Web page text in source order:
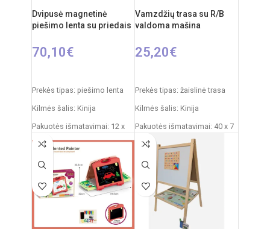
Dvipusė magnetinė
piešimo lenta su priedais
70,10€
Prekės tipas: piešimo lenta
Kilmės šalis: Kinija
Pakuotės išmatavimai: 12 x
53,5 x 76,5 cm
Produkto išmatavimai: 33 x
58 x 110 cm
Rekomenduojamas amžius:
nuo 3 metų
Vamzdžių trasa su R/B
valdoma mašina
25,20€
Prekės tipas: žaislinė trasa
Kilmės šalis: Kinija
Pakuotės išmatavimai: 40 x 7
Dalių skaičius: 19
Produkto medžiaga: plastikas
(PVC)
Rekomenduojamas amžius: